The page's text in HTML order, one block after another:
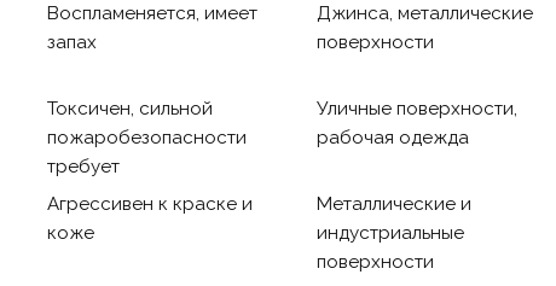
Воспламеняется, имеет
запах
Джинса, металлические
поверхности
Токсичен, сильной
пожаробезопасности
требует
Уличные поверхности,
рабочая одежда
Агрессивен к краске и
коже
Металлические и
индустриальные
поверхности